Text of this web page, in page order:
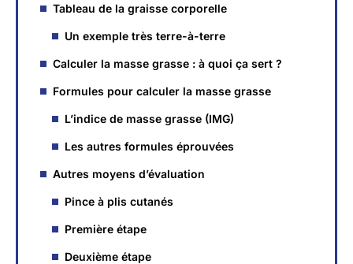
Tableau de la graisse corporelle
Un exemple très terre-à-terre
Calculer la masse grasse : à quoi ça sert ?
Formules pour calculer la masse grasse
L’indice de masse grasse (IMG)
Les autres formules éprouvées
Autres moyens d’évaluation
Pince à plis cutanés
Première étape
Deuxième étape